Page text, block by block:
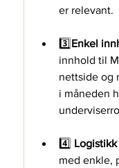
er relevant.
3️⃣ Enkel
innhold til
nettside og
i måneden
4️⃣
med enkle,